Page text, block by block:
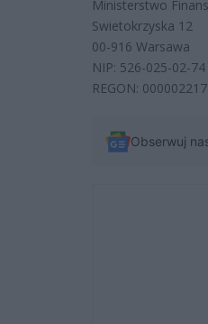
Ministerstwo
Swietokrzyska 12
00-916 Warsawa
NIP: 526-025-02-74
REGON: 000002217
Obserwuj